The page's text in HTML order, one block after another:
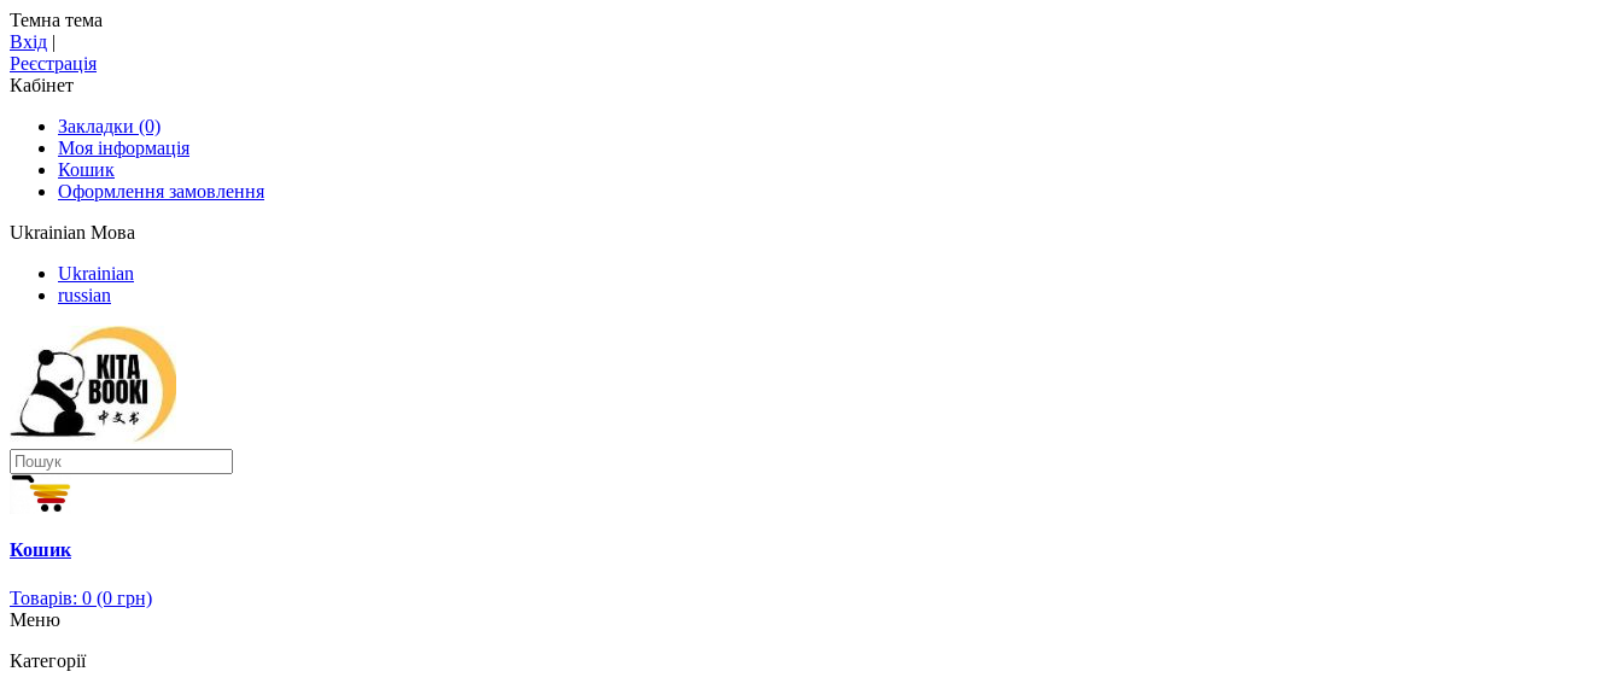
Темна тема
Вхід |
Реєстрація
Кабінет
Закладки (0)
Моя інформація
Кошик
Оформлення замовлення
Ukrainian Мова
Ukrainian
russian
Кошик
Товарів: 0 (0 грн)
Меню
Категорії